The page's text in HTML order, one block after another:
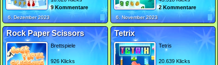
9 Kommentare
6. Dezember 2023
2 Kommentare
6. November 2023
Rock Paper Scissors
Brettspiele
926 Klicks
Tetrix
Tetris
20.639 Klicks